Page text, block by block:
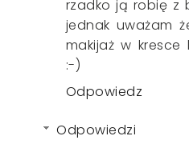
rzadko ją robię z
jednak uważam
makijaż w kresce
:-)
Odpowiedz
Odpowiedzi